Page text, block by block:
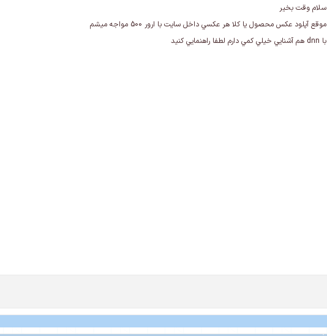
سلام وقت بخير
موقع آپلود عکس محصول يا کلا هر عکسي داخل سايت با ارور 500 مواجه ميشم
با dnn هم آشنايي خيلي کمي دارم لطفا راهنمايي کنيد